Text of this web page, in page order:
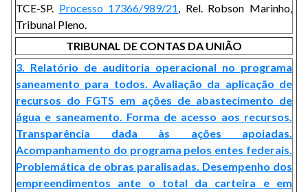
TCE-SP. Processo 17366/989/21, Rel. Robson Marinho,
Tribunal Pleno.
TRIBUNAL DE CONTAS DA UNIÃO
3. Relatório de auditoria operacional no programa
saneamento para todos. Avaliação da aplicação de
recursos do FGTS em ações de abastecimento de
água e saneamento. Forma de acesso aos recursos.
Transparência dada às ações apoiadas.
Acompanhamento do programa pelos entes federais.
Problemática de obras paralisadas. Desempenho dos
empreendimentos ante o total da carteira e em